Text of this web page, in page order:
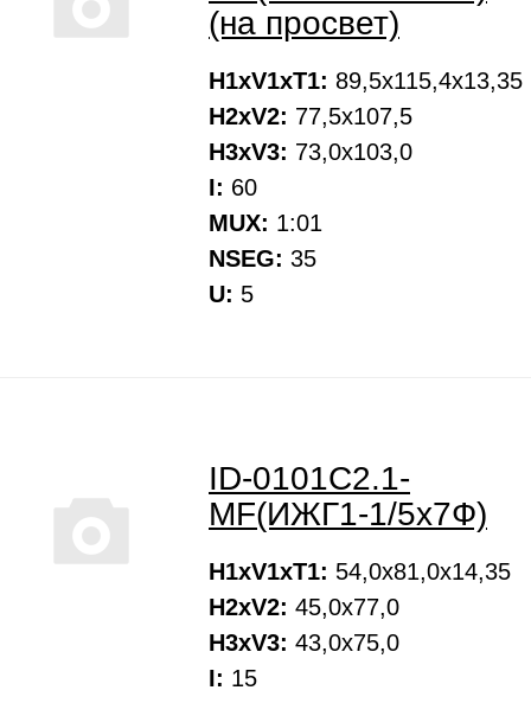
(на просвет)
H1xV1xT1: 89,5х115,4х13,35
H2xV2: 77,5х107,5
H3xV3: 73,0х103,0
I: 60
MUX: 1:01
NSEG: 35
U: 5
ID-0101С2.1-
MF(ИЖГ1-1/5х7Ф)
H1xV1xT1: 54,0х81,0х14,35
H2xV2: 45,0х77,0
H3xV3: 43,0х75,0
I: 15